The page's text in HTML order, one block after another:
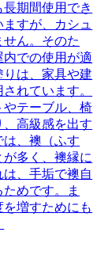
期間使用でき
すが、カシュ
ん。そのた
での使用が適
りは、家具や建
れています。
テーブル、椅
高級感を出す
は、襖（ふす
多く、襖縁に
、手垢で襖自
めです。ま
増すためにも